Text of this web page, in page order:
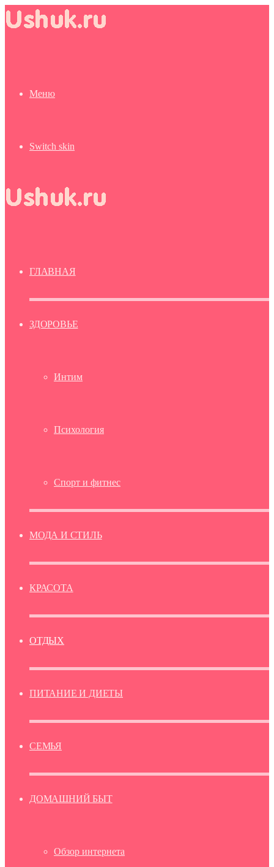
Меню
Switch skin
ГЛАВНАЯ
ЗДОРОВЬЕ
Интим
Психология
Спорт и фитнес
МОДА И СТИЛЬ
КРАСОТА
ОТДЫХ
ПИТАНИЕ И ДИЕТЫ
СЕМЬЯ
ДОМАШНИЙ БЫТ
Обзор интернета